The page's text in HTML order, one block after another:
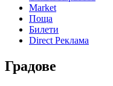
Market
Поща
Билети
Direct Реклама
Градове